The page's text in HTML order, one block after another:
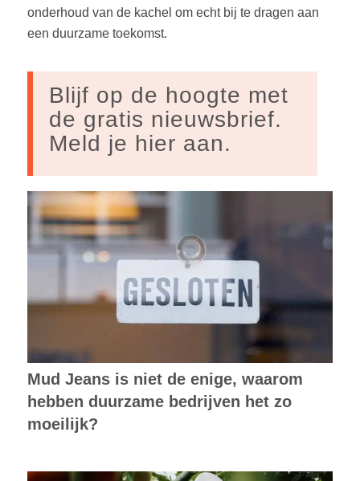
onderhoud van de kachel om echt bij te dragen aan
een duurzame toekomst.
Blijf op de hoogte met
de gratis nieuwsbrief.
Meld je hier aan.
Mud Jeans is niet de enige, waarom
hebben duurzame bedrijven het zo
moeilijk?